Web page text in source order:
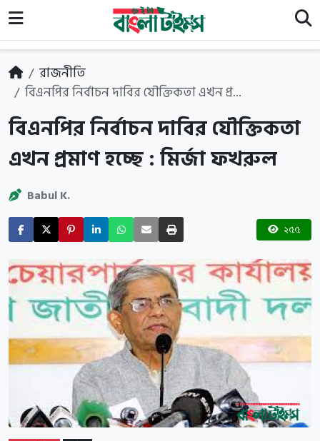
রাজনীতি
বিএনপির নির্বাচন দাবির যৌক্তিকতা এখন প্র...
বিএনপির নির্বাচন দাবির যৌক্তিকতা
এখন প্রমাণ হচ্ছে : মির্জা ফখরুল
Babul K.
২৫৫